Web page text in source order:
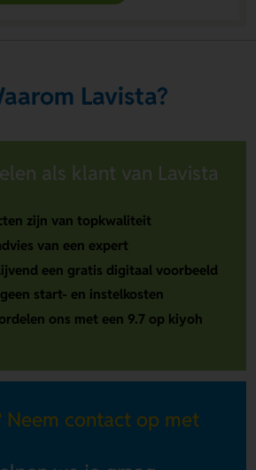
Lavista?
als klant van Lavista
zijn van topkwaliteit
van een expert
een gratis digitaal voorbeeld
start- en instelkosten
ons met een 9.7 op kiyoh
Neem contact op met